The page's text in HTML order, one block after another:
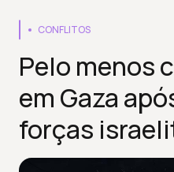
CONFLITOS
Pelo menos
em Gaza
forças